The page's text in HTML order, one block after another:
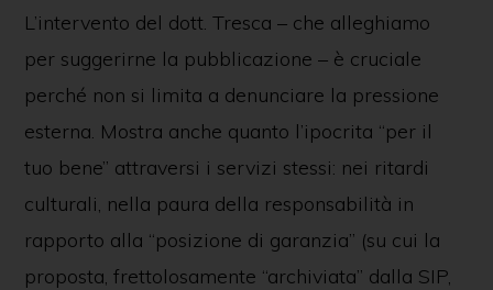
L’intervento del dott. Tresca – che alleghiamo
per suggerirne la pubblicazione – è cruciale
perché non si limita a denunciare la pressione
esterna. Mostra anche quanto l’ipocrita “per il
tuo bene” attraversi i servizi stessi: nei ritardi
culturali, nella paura della responsabilità in
rapporto alla “posizione di garanzia” (su cui la
proposta, frettolosamente “archiviata” dalla SIP,